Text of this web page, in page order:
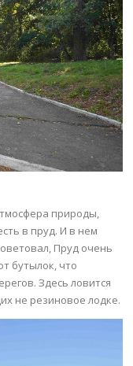
природы,
в пруд. И в нем
Пруд очень
бутылок, что
Здесь ловится
не резиновое лодке.